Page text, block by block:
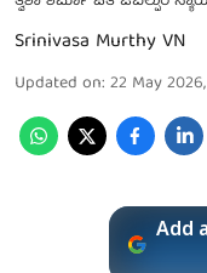
Srinivasa Murthy VN
Updated on: 22 May
Add